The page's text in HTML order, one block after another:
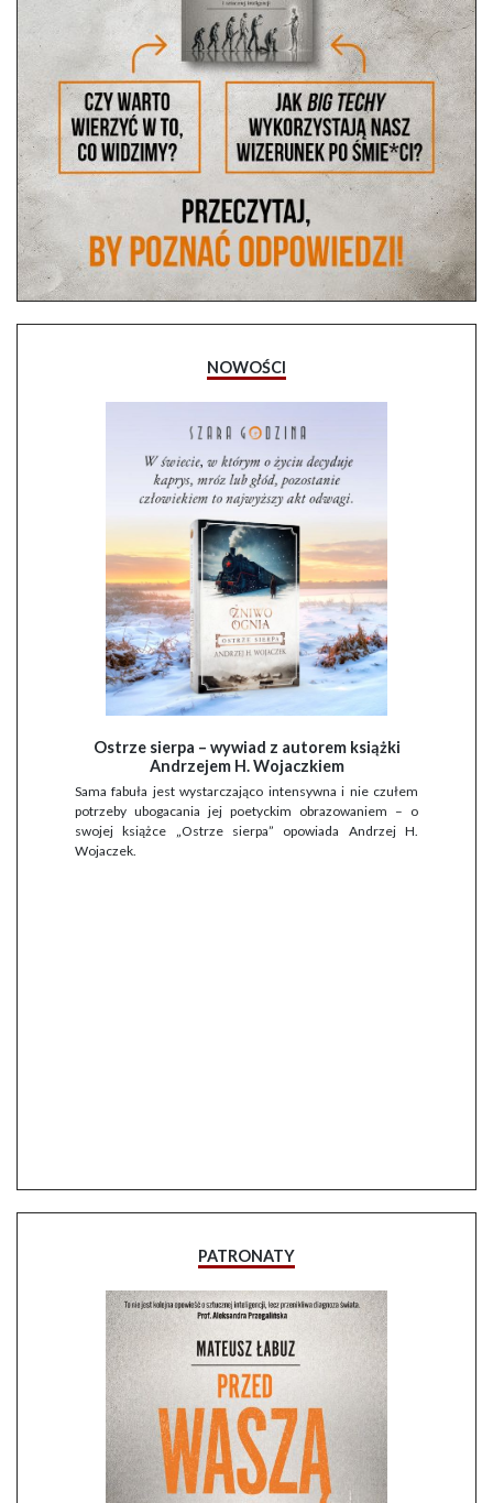
NOWOŚCI
Ostrze sierpa – wywiad z autorem książki
Andrzejem H. Wojaczkiem
Sama fabuła jest wystarczająco intensywna i nie czułem
potrzeby ubogacania jej poetyckim obrazowaniem – o
swojej książce „Ostrze sierpa” opowiada Andrzej H.
Wojaczek.
PATRONATY